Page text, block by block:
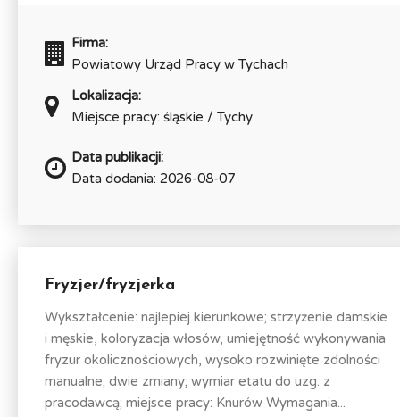
Firma:
Powiatowy Urząd Pracy w Tychach
Lokalizacja:
Miejsce pracy: śląskie / Tychy
Data publikacji:
Data dodania: 2026-08-07
Fryzjer/fryzjerka
Wykształcenie: najlepiej kierunkowe; strzyżenie damskie
i męskie, koloryzacja włosów, umiejętność wykonywania
fryzur okolicznościowych, wysoko rozwinięte zdolności
manualne; dwie zmiany; wymiar etatu do uzg. z
pracodawcą; miejsce pracy: Knurów Wymagania...